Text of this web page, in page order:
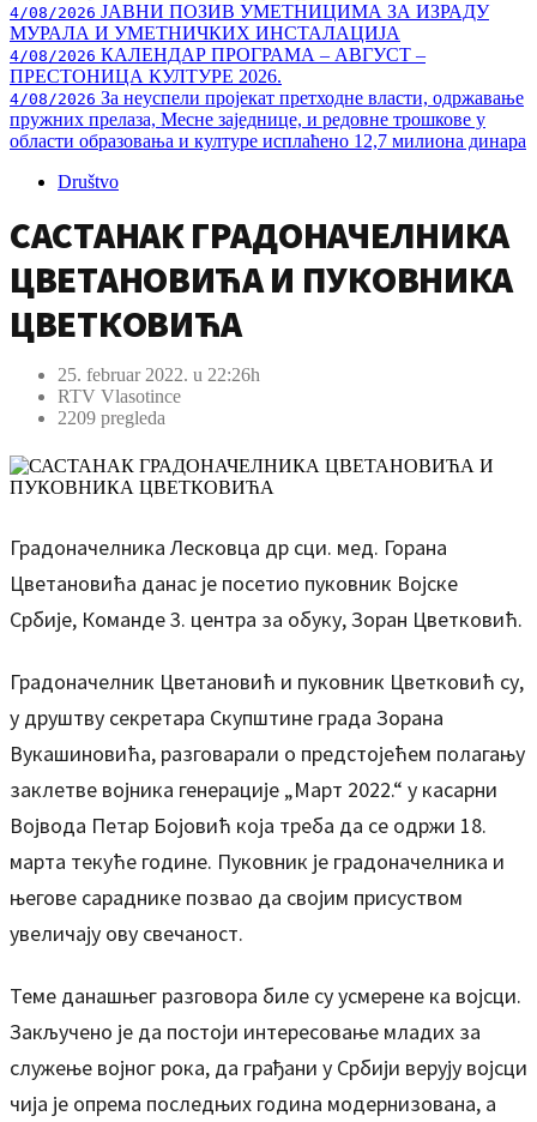
4/08/2026 ЈАВНИ ПОЗИВ УМЕТНИЦИМА ЗА ИЗРАДУ
МУРАЛА И УМЕТНИЧКИХ ИНСТАЛАЦИЈА
4/08/2026 КАЛЕНДАР ПРОГРАМА – АВГУСТ –
ПРЕСТОНИЦА КУЛТУРЕ 2026.
4/08/2026 За неуспели пројекат претходне власти, одржавање
пружних прелаза, Месне заједнице, и редовне трошкове у
области образовања и културе исплаћено 12,7 милиона динара
Društvo
САСТАНАК ГРАДОНАЧЕЛНИКА
ЦВЕТАНОВИЋА И ПУКОВНИКА
ЦВЕТКОВИЋА
25. februar 2022. u 22:26h
RTV Vlasotince
2209 pregleda
Градоначелника Лесковца др сци. мед. Горана
Цветановића данас је посетио пуковник Војске
Србије, Команде 3. центра за обуку, Зоран Цветковић.
Градоначелник Цветановић и пуковник Цветковић су,
у друштву секретара Скупштине града Зорана
Вукашиновића, разговарали о предстојећем полагању
заклетве војника генерације „Март 2022.“ у касарни
Војвода Петар Бојовић која треба да се одржи 18.
марта текуће године. Пуковник је градоначелника и
његове сараднике позвао да својим присуством
увеличају ову свечаност.
Теме данашњег разговора биле су усмерене ка војсци.
Закључено је да постоји интересовање младих за
служење војног рока, да грађани у Србији верују војсци
чија је опрема последњих година модернизована, а